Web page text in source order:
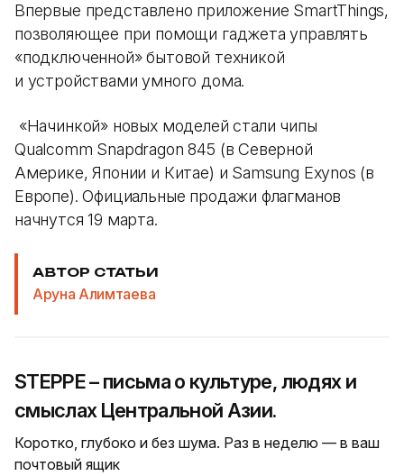
Впервые представлено приложение SmartThings,
позволяющее при помощи гаджета управлять
«подключенной» бытовой техникой
и устройствами умного дома.
«Начинкой» новых моделей стали чипы
Qualcomm Snapdragon 845 (в Северной
Америке, Японии и Китае) и Samsung Exynos (в
Европе). Официальные продажи флагманов
начнутся 19 марта.
АВТОР СТАТЬИ
Аруна Алимтаева
STEPPE – письма о культуре, людях и
смыслах Центральной Азии.
Коротко, глубоко и без шума. Раз в неделю — в ваш
почтовый ящик